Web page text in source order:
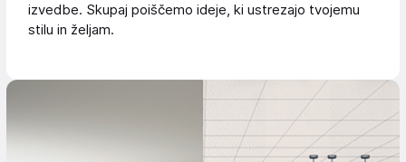
izvedbe. Skupaj poiščemo ideje, ki ustrezajo tvojemu
stilu in željam.